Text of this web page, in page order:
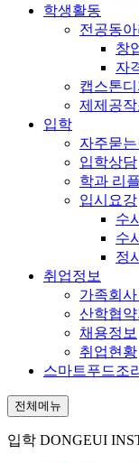
학생활동
전공동아
창
자
캡스톤
제제공작
입학
자주묻
입학상담
학과 리
입시요강
수
수
정시
취업정보
가족회사
산학협
채용정보
취업현황
스마트푸드조
전체메뉴
입학 DONGEUI